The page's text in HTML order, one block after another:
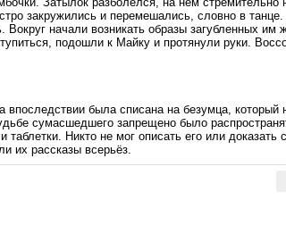
закружились и перемешались, словно в
начали возникать образы загубленных
подошли к Майку и протянули руки.
была списана на безумца, который
сумасшедшего запрещено было
Никто не мог описать его или
их рассказы всерьёз.